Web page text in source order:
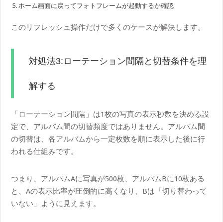
ホーム画面に戻ってフォトフレームが起動するか確認
このリフレッシュ操作だけで多くのケースが解決します。
対処法3:ローテーション間隔と切替条件を理
解する
「ローテーション間隔」は1枚の写真の表示秒数を決める設
定で、アルバム間の切替頻度ではありません。アルバム間
の切替は、各アルバムから一定枚数を順に表示した後に行
われる仕組みです。
つまり、アルバムAに写真が500枚、アルバムBに10枚ある
と、Aの表示比率が圧倒的に高くなり、Bは「切り替わって
いない」ように見えます。